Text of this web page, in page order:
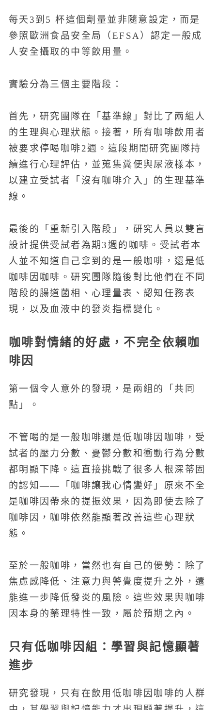
每天3到5 杯這個劑量並非隨意設定，而是
參照歐洲食品安全局（EFSA）認定一般成
人安全攝取的中等飲用量。
實驗分為三個主要階段：
首先，研究團隊在「基準線」對比了兩組人
的生理與心理狀態。接著，所有咖啡飲用者
被要求停喝咖啡2週。這段期間研究團隊持
續進行心理評估，並蒐集糞便與尿液樣本，
以建立受試者「沒有咖啡介入」的生理基準
線。
最後的「重新引入階段」，研究人員以雙盲
設計提供受試者為期3週的咖啡。受試者本
人並不知道自己拿到的是一般咖啡，還是低
咖啡因咖啡。研究團隊隨後對比他們在不同
階段的腸道菌相、心理量表、認知任務表
現，以及血液中的發炎指標變化。
咖啡對情緒的好處，不完全依賴咖
啡因
第一個令人意外的發現，是兩組的「共同
點」。
不管喝的是一般咖啡還是低咖啡因咖啡，受
試者的壓力分數、憂鬱分數和衝動行為分數
都明顯下降。這直接挑戰了很多人根深蒂固
的認知——「咖啡讓我心情變好」原來不全
是咖啡因帶來的提振效果，因為即使去除了
咖啡因，咖啡依然能顯著改善這些心理狀
態。
至於一般咖啡，當然也有自己的優勢：除了
焦慮感降低、注意力與警覺度提升之外，還
能進一步降低發炎的風險。這些效果與咖啡
因本身的藥理特性一致，屬於預期之內。
只有低咖啡因組：學習與記憶顯著
進步
研究發現，只有在飲用低咖啡因咖啡的人群